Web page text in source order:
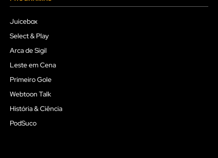
Juicebox
Select & Play
Arca de Sigil
Leste em Cena
Primeiro Gole
Webtoon Talk
História & Ciência
PodSuco